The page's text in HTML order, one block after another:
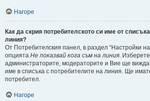
Нагоре
Как да скрия потребителското си име от
линия?
От Потребителския панел, в раздел “Настройки
опцията Не показвай кога съм на линия . Изберете
администраторите, модераторите и Вие ще
име в списъка с потребителите на линия. Ще
потребител.
Нагоре